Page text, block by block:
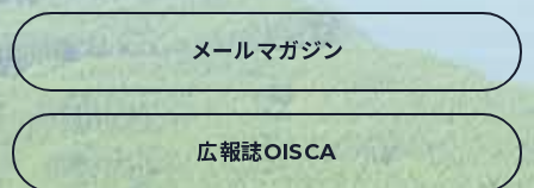
メールマガジン
広報誌OISCA